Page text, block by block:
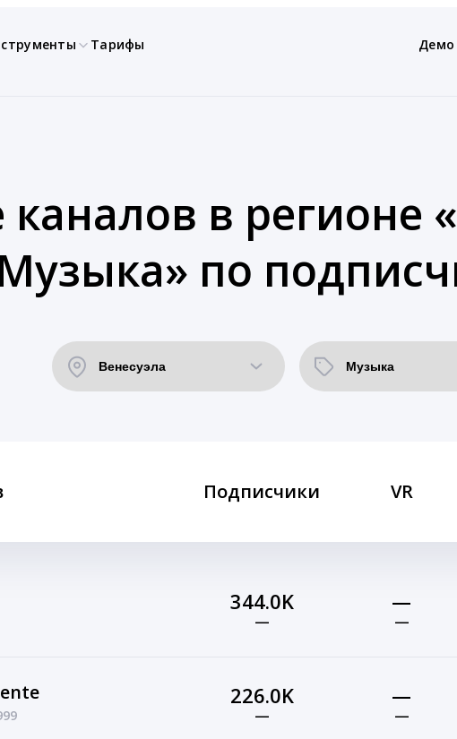
Тарифы Демо
в регионе
по
Подписчики VR
344.0K
—
—
—
226.0K
—
—
—